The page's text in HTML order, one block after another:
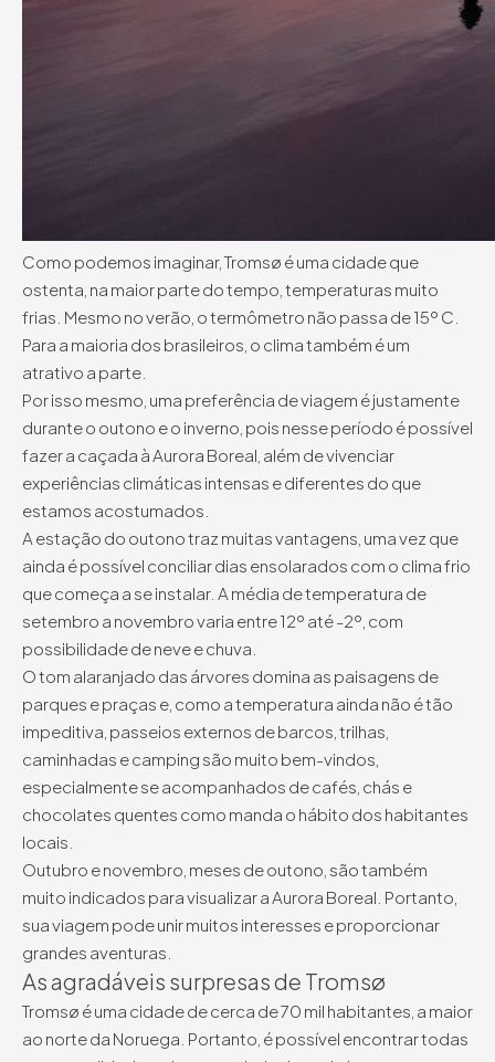
Como podemos imaginar, Tromsø é uma cidade que
ostenta, na maior parte do tempo, temperaturas muito
frias. Mesmo no verão, o termômetro não passa de 15º C.
Para a maioria dos brasileiros, o clima também é um
atrativo a parte.
Por isso mesmo, uma preferência de viagem é justamente
durante o outono e o inverno, pois nesse período é possível
fazer a caçada à Aurora Boreal, além de vivenciar
experiências climáticas intensas e diferentes do que
estamos acostumados.
A estação do outono traz muitas vantagens, uma vez que
ainda é possível conciliar dias ensolarados com o clima frio
que começa a se instalar. A média de temperatura de
setembro a novembro varia entre 12º até -2º, com
possibilidade de neve e chuva.
O tom alaranjado das árvores domina as paisagens de
parques e praças e, como a temperatura ainda não é tão
impeditiva, passeios externos de barcos, trilhas,
caminhadas e camping são muito bem-vindos,
especialmente se acompanhados de cafés, chás e
chocolates quentes como manda o hábito dos habitantes
locais.
Outubro e novembro, meses de outono, são também
muito indicados para visualizar a Aurora Boreal. Portanto,
sua viagem pode unir muitos interesses e proporcionar
grandes aventuras.
As agradáveis surpresas de Tromsø
Tromsø é uma cidade de cerca de 70 mil habitantes, a maior
ao norte da Noruega. Portanto, é possível encontrar todas